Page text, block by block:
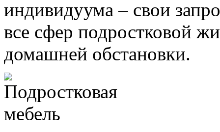
индивидуума – свои
все сфер подростковой
домашней обстановки.